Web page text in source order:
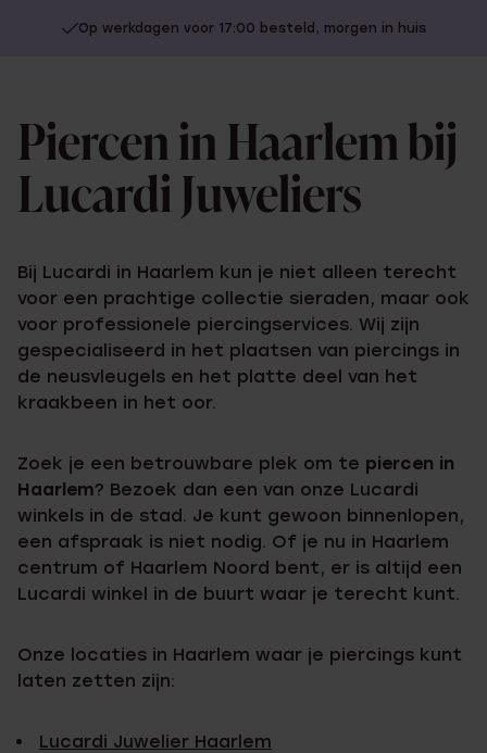
Op werkdagen voor 17:00 besteld, morgen in huis
Piercen in Haarlem bij
Lucardi Juweliers
Bij Lucardi in Haarlem kun je niet alleen terecht
voor een prachtige collectie sieraden, maar ook
voor professionele piercingservices. Wij zijn
gespecialiseerd in het plaatsen van piercings in
de neusvleugels en het platte deel van het
kraakbeen in het oor.
Zoek je een betrouwbare plek om te piercen in
Haarlem? Bezoek dan een van onze Lucardi
winkels in de stad. Je kunt gewoon binnenlopen,
een afspraak is niet nodig. Of je nu in Haarlem
centrum of Haarlem Noord bent, er is altijd een
Lucardi winkel in de buurt waar je terecht kunt.
Onze locaties in Haarlem waar je piercings kunt
laten zetten zijn:
Lucardi Juwelier Haarlem